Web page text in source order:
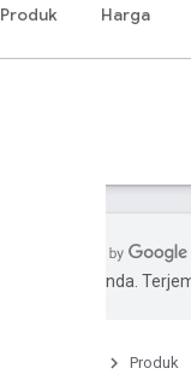
Produk Harga
pilihan Anda.
Produk